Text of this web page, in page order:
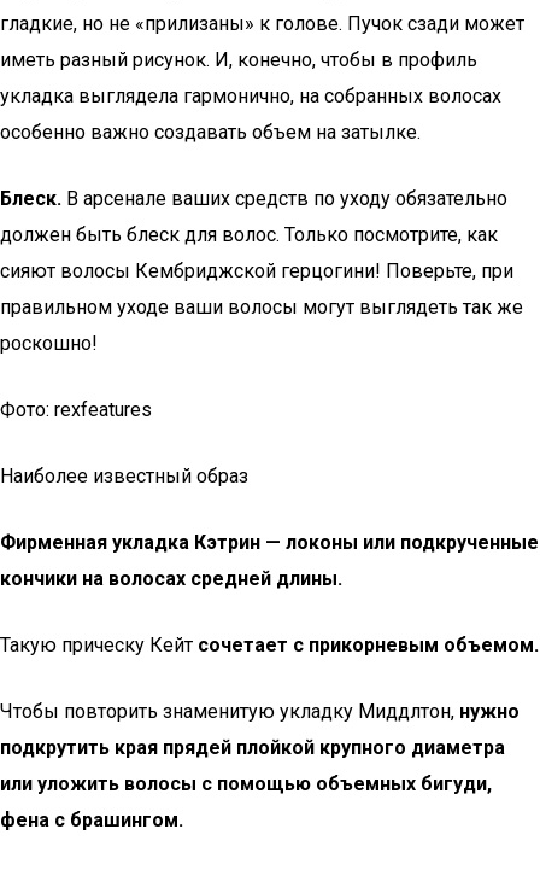
гладкие, но не «прилизаны» к голове. Пучок сзади может
иметь разный рисунок. И, конечно, чтобы в профиль
укладка выглядела гармонично, на собранных волосах
особенно важно создавать объем на затылке.
Блеск. В арсенале ваших средств по уходу обязательно
должен быть блеск для волос. Только посмотрите, как
сияют волосы Кембриджской герцогини! Поверьте, при
правильном уходе ваши волосы могут выглядеть так же
роскошно!
Фото: rexfeatures
Наиболее известный образ
Фирменная укладка Кэтрин — локоны или подкрученные
кончики на волосах средней длины.
Такую прическу Кейт сочетает с прикорневым объемом.
Чтобы повторить знаменитую укладку Миддлтон, нужно
подкрутить края прядей плойкой крупного диаметра
или уложить волосы с помощью объемных бигуди,
фена с брашингом.